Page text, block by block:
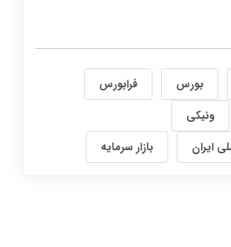
بورس
فرابورس
ونیکی
ایران
بازار سرمایه